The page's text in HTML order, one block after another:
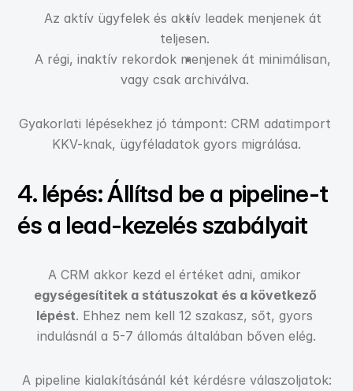
Az aktív ügyfelek és aktív leadek menjenek át
teljesen.
A régi, inaktív rekordok menjenek át minimálisan,
vagy csak archiválva.
Gyakorlati lépésekhez jó támpont: CRM adatimport
KKV-knak, ügyféladatok gyors migrálása.
4. lépés: Állítsd be a pipeline-t
és a lead-kezelés szabályait
egységesítitek a státuszokat és a következő
lépést. Ehhez nem kell 12 szakasz, sőt, gyors
indulásnál a 5-7 állomás általában bőven elég.
A pipeline kialakításánál két kérdésre válaszoljatok: